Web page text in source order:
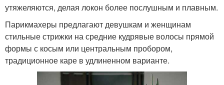
утяжеляются, делая локон более послушным и плавным.
Парикмахеры предлагают девушкам и женщинам
стильные стрижки на средние кудрявые волосы прямой
формы с косым или центральным пробором,
традиционное каре в удлиненном варианте.